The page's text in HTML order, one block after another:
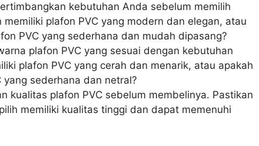
kebutuhan Anda sebelum memilih
plafon PVC yang modern dan elegan, atau
PVC yang sederhana dan mudah dipasang?
plafon PVC yang sesuai dengan kebutuhan
plafon PVC yang cerah dan menarik, atau apakah
sederhana dan netral?
kualitas plafon PVC sebelum membelinya. Pastikan
memiliki kualitas tinggi dan dapat memenuhi